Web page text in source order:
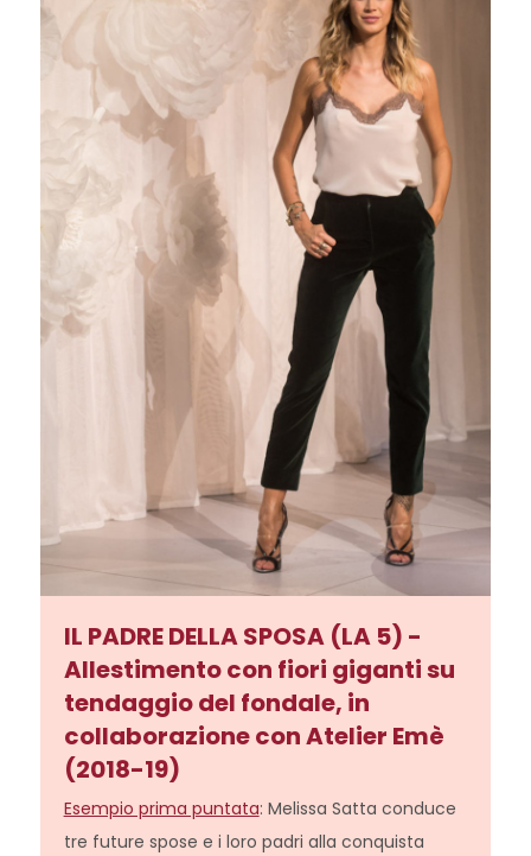
IL PADRE DELLA SPOSA (LA 5) -
Allestimento con fiori giganti su
tendaggio del fondale, in
collaborazione con Atelier Emè
(2018-19)
Esempio prima puntata: Melissa Satta conduce
tre future spose e i loro padri alla conquista